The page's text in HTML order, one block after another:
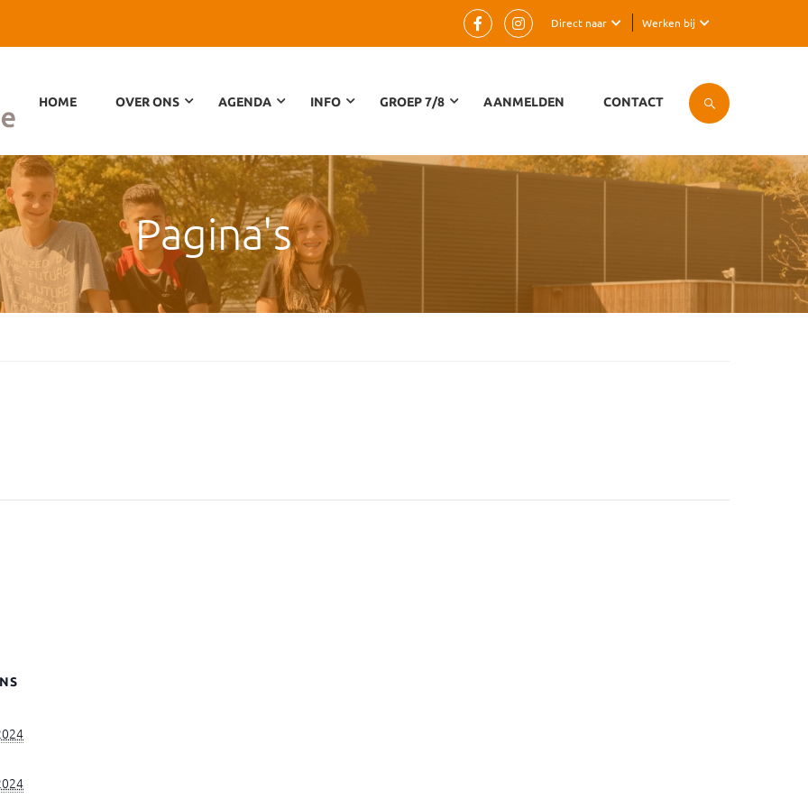
Werken bij
Direct naar
HOME OVER ONS AGENDA INFO GROEP 7/8 AANMELDEN CONTACT
Pagina's